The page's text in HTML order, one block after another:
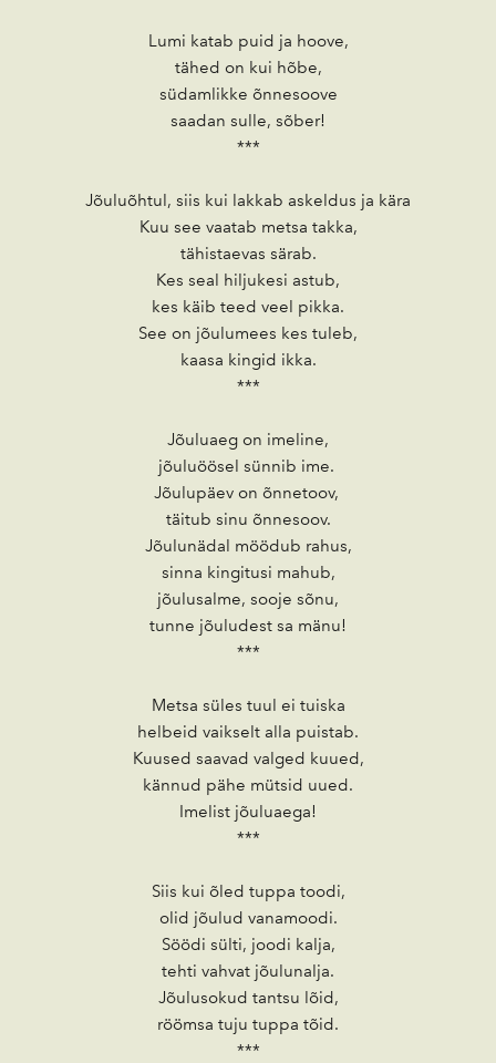
Lumi katab puid ja hoove,
tähed on kui hõbe,
südamlikke õnnesoove
saadan sulle, sõber!
***
Jõuluõhtul, siis kui lakkab askeldus ja kära
Kuu see vaatab metsa takka,
tähistaevas särab.
Kes seal hiljukesi astub,
kes käib teed veel pikka.
See on jõulumees kes tuleb,
kaasa kingid ikka.
***
Jõuluaeg on imeline,
jõuluöösel sünnib ime.
Jõulupäev on õnnetoov,
täitub sinu õnnesoov.
Jõulunädal möödub rahus,
sinna kingitusi mahub,
jõulusalme, sooje sõnu,
tunne jõuludest sa mänu!
***
Metsa süles tuul ei tuiska
helbeid vaikselt alla puistab.
Kuused saavad valged kuued,
kännud pähe mütsid uued.
Imelist jõuluaega!
***
Siis kui õled tuppa toodi,
olid jõulud vanamoodi.
Söödi sülti, joodi kalja,
tehti vahvat jõulunalja.
Jõulusokud tantsu lõid,
röömsa tuju tuppa tõid.
***